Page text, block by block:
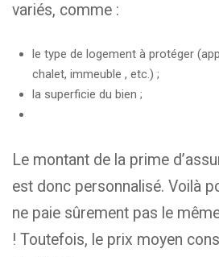
variés, comme :
le type de logement à protéger
chalet, immeuble , etc.) ;
la superficie du bien ;
Le montant de la prime
est donc personnalisé. Voilà
ne paie sûrement pas le
! Toutefois, le prix moyen